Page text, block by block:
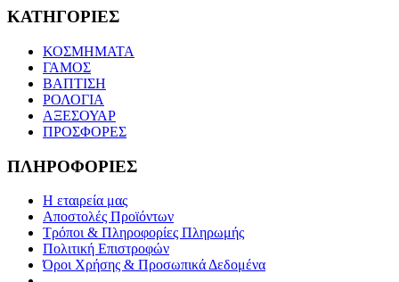
ΚΑΤΗΓΟΡΙΕΣ
ΚΟΣΜΗΜΑΤΑ
ΓΑΜΟΣ
ΒΑΠΤΙΣΗ
ΡΟΛΟΓΙΑ
ΑΞΕΣΟΥΑΡ
ΠΡΟΣΦΟΡΕΣ
ΠΛΗΡΟΦΟΡΙΕΣ
Η εταιρεία μας
Αποστολές Προϊόντων
Τρόποι & Πληροφορίες Πληρωμής
Πολιτική Επιστροφών
Όροι Χρήσης & Προσωπικά Δεδομένα